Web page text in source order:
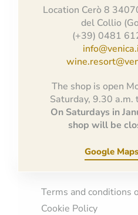
Location Cerò 8
del Collio
(+39) 0481
The shop is open
Saturday, 9.30 a.m.
On Saturdays in
shop will be
Google Maps
Terms and conditions
Cookie Policy